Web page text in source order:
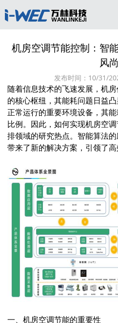
机房空调节能控制：智
风尚
发布时间： 10/31/
随着信息技术的飞速发展，机
的核心枢纽，其能耗问题日益
正常运行的重要环境设备，其
比例。因此，如何实现机房空
排领域的研究热点。智能算法
带来了新的解决方案，引领了高
一、机房空调节能的重要性